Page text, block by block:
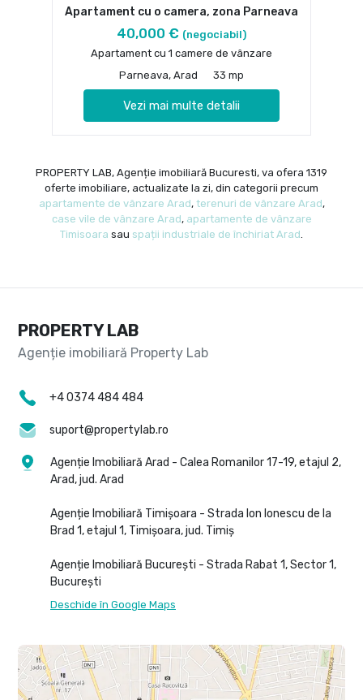
Apartament cu o camera, zona Parneava
40,000 € (negociabil)
Apartament cu 1 camere de vânzare
Parneava, Arad
33 mp
Vezi mai multe detalii
PROPERTY LAB, Agenție imobiliară Bucuresti, va ofera 1319
oferte imobiliare, actualizate la zi, din categorii precum
apartamente de vânzare Arad, terenuri de vânzare Arad,
case vile de vânzare Arad, apartamente de vânzare
Timisoara sau spații industriale de închiriat Arad
PROPERTY LAB
+4 0374 484 484
suport@propertylab.ro
Agenție Imobiliară Arad - Calea Romanilor 17-19, etajul 2,
Arad, jud. Arad
Agenție Imobiliară Timișoara - Strada Ion Ionescu de la
Brad 1, etajul 1, Timișoara, jud. Timiș
Agenție Imobiliară București - Strada Rabat 1, Sector 1,
București
Deschide în Google Maps